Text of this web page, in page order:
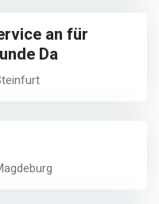
an für
Da